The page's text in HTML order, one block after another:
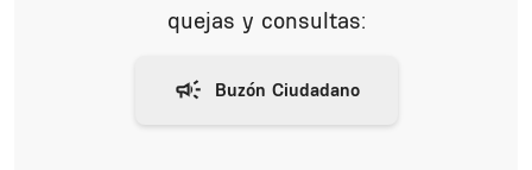
quejas y consultas: